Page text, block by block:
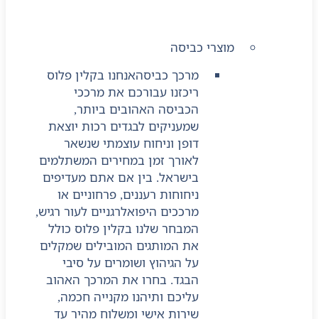
מוצרי כביסה
מרכך כביסהאנחנו בקלין פלוס
ריכזנו עבורכם את מרככי
הכביסה האהובים ביותר,
שמעניקים לבגדים רכות יוצאת
דופן וניחוח עוצמתי שנשאר
לאורך זמן במחירים המשתלמים
בישראל. בין אם אתם מעדיפים
ניחוחות רעננים, פרחוניים או
מרככים היפואלרגניים לעור רגיש,
המבחר שלנו בקלין פלוס כולל
את המותגים המובילים שמקלים
על הגיהוץ ושומרים על סיבי
הבגד. בחרו את המרכך האהוב
עליכם ותיהנו מקנייה חכמה,
שירות אישי ומשלוח מהיר עד